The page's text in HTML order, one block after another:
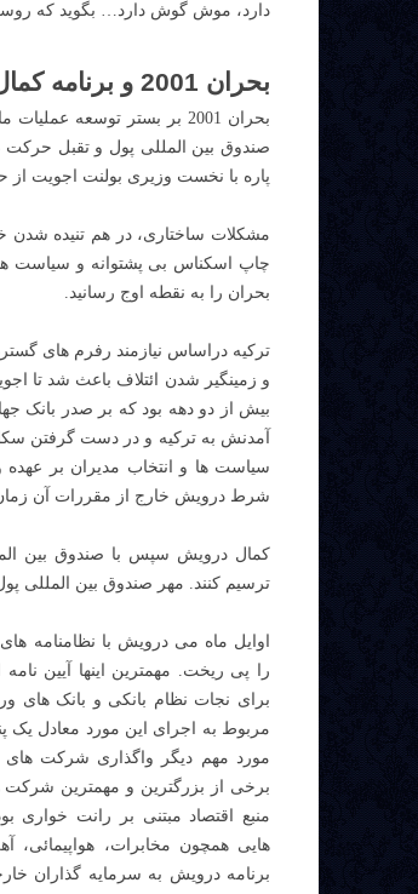
دارد، موش گوش دارد… بگوید که
بحران 2001 و برنامه کمال درویش
بحران 2001 بر بستر
صندوق بین المللی پول و تقبل حرکت
پاره با نخست وزیری بولنت اجویت
مشکلات ساختاری، در هم تنیده شدن
چاپ اسکناس بی پشتوانه و سیاست
بحران را به نقطه اوج رسانید.
ترکیه دراساس نیازمند رفرم های
و زمینگیر شدن ائتلاف باعث شد تا
بیش از دو دهه بود که بر صدر بانک
آمدنش به ترکیه و در دست گرفتن
سیاست ها و انتخاب مدیران بر
شرط درویش خارج از مقررات آن
کمال درویش سپس با صندوق بین
ترسیم کنند. مهر صندوق بین المللی
اوایل ماه می درویش با نظامنامه
را پی ریخت. مهمترین اینها آیین
برای نجات نظام بانکی و بانک های
مربوط به اجرای این مورد معادل یک
مورد مهم دیگر واگذاری شرکت
برخی از بزرگترین و مهمترین
منبع اقتصاد مبتنی بر رانت خواری
هایی همچون مخابرات،
برنامه درویش به سرمایه گذاران